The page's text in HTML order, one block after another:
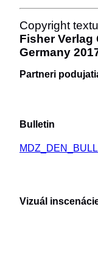
Copyright
Fisher Verlag
Germany
Partneri
Bulletin
Vizuál